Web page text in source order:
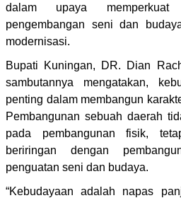
dalam upaya memperkuat
pengembangan seni dan
modernisasi.
Bupati Kuningan, DR. Dian
sambutannya mengatakan,
penting dalam membangun
Pembangunan sebuah daerah
pada pembangunan fisik,
beriringan dengan
penguatan seni dan budaya.
“Kebudayaan adalah napas